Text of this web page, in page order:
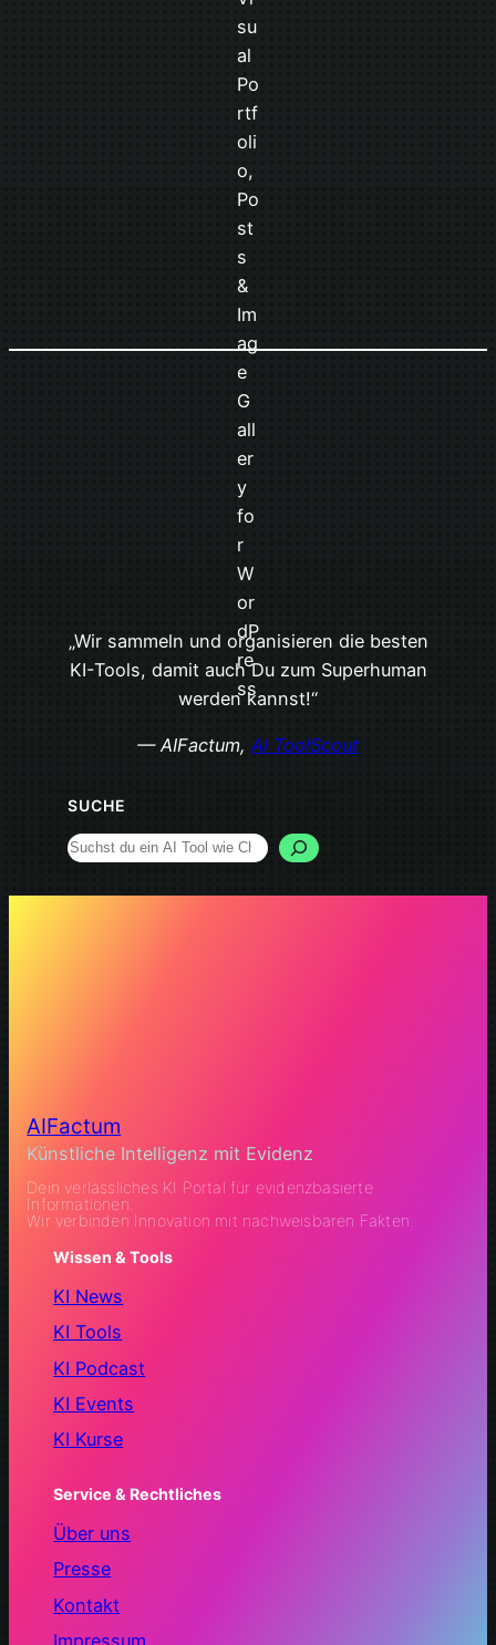
„Wir sammeln und organisieren die besten
KI-Tools, damit auch Du zum Superhuman
werden kannst!“
— AIFactum, AI ToolScout
SUCHE
Search
AIFactum
Künstliche Intelligenz mit Evidenz
Dein verlässliches KI Portal für evidenzbasierte
Informationen.
Wir verbinden Innovation mit nachweisbaren Fakten.
Wissen & Tools
KI News
KI Tools
KI Podcast
KI Events
KI Kurse
Service & Rechtliches
Über uns
Presse
Kontakt
Impressum